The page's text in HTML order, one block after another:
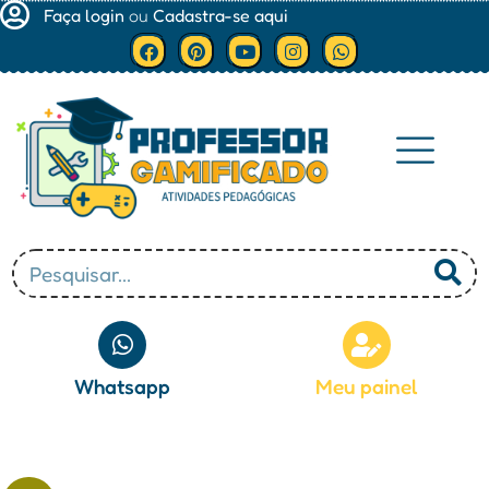
Faça login ou Cadastra-se aqui
Whatsapp Meu painel